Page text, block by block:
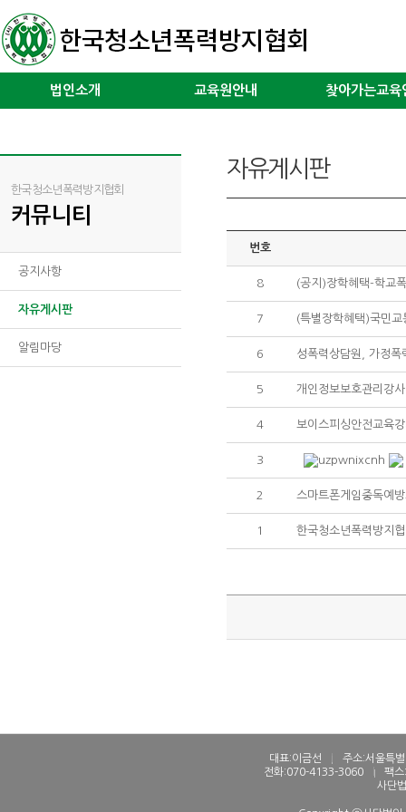
법인소개 교육원안내 찾아가는교육
한국청소년폭력방지협회
커뮤니티
공지사항
자유게시판
알림마당
자유게시판
번호
8 (공지)장학혜택-학교
7 (특별장학혜택)국민
6 성폭력상담원, 가정폭
5 개인정보보호관리강
4 보이스피싱안전교육
3 uzpwnixcnh
2 스마트폰게임중독예
1 한국청소년폭력방지
대표:이금선
주소:서울특
전화:070-4133-3060
l
팩
사단